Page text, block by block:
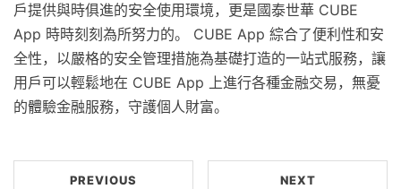
戶提供與時俱進的安全使用環境，更是國泰世華 CUBE
App 時時刻刻為所努力的。 CUBE App 綜合了便利性和安
全性，以嚴格的安全管理措施為基礎打造的一站式服務，讓
用戶可以輕鬆地在 CUBE App 上進行各種金融交易，無憂
的體驗金融服務，守護個人財富。
PREVIOUS
NEXT